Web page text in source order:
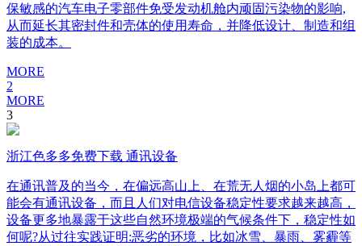
保敏感的汽车电子零部件免受发动机舱内顽固污染物的影响,
从而延长其密封件和壳体的使用寿命，并降低设计、制造和组
装的成本。
MORE
2
MORE
3
浙江色多多免费下载 通讯设备
在通讯普及的当今，在偏远高山上、在荒无人烟的小岛上都可
能会有通讯设备，而且人们对电信设备稳定性要求越来越高，
设备更多地暴露于这些自然环境极端的气候条件下，稳定性如
何呢?从过往实践证明:恶劣的环境，比如冰雪、暴雨、雾霾等